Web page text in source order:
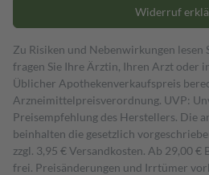
Widerruf
Zu Risiken und Nebenwirkungen lesen
fragen Sie Ihre Ärztin, Ihren Arzt oder
Üblicher Apothekenverkaufspreis
Arzneimittelpreisverordnung. UVP:
Preisempfehlung des Herstellers. Die
beinhalten die gesetzlich
zzgl. 3,95 € Versandkosten. Ab 29,00
frei. Preisänderungen und Irrtümer